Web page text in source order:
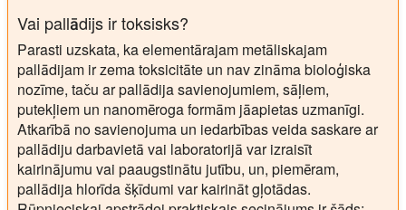
Vai pallādijs ir toksisks?
Parasti uzskata, ka elementārajam metāliskajam
pallādijam ir zema toksicitāte un nav zināma bioloģiska
nozīme, taču ar pallādija savienojumiem, sāļiem,
putekļiem un nanomēroga formām jāapietas uzmanīgi.
Atkarībā no savienojuma un iedarbības veida saskare ar
pallādiju darbavietā vai laboratorijā var izraisīt
kairinājumu vai paaugstinātu jutību, un, piemēram,
pallādija hlorīda šķīdumi var kairināt gļotādas.